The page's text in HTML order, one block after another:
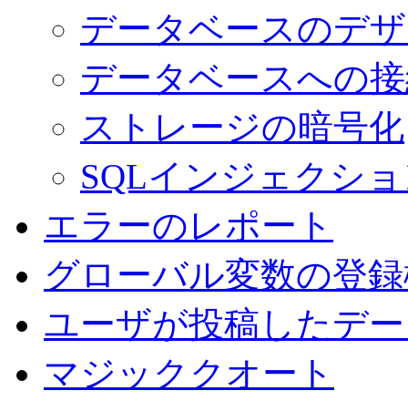
データベースのデ
データベースへの
ストレージの暗号化
SQLインジェクシ
エラーのレポート
グローバル変数の登
ユーザが投稿したデ
マジッククオート